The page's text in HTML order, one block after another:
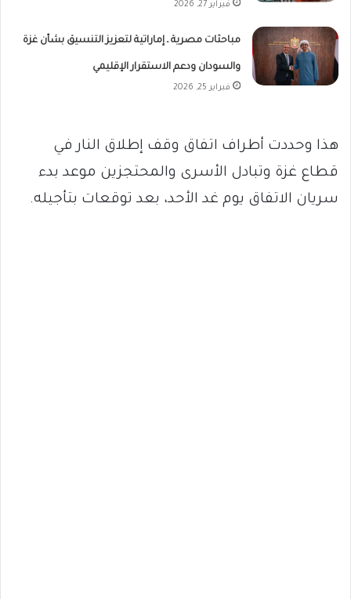
فبراير 27, 2026
مباحثات مصرية ـ إماراتية لتعزيز التنسيق بشأن غزة
والسودان ودعم الاستقرار الإقليمي
فبراير 25, 2026
هذا وحددت أطراف اتفاق وقف إطلاق النار في
قطاع غزة وتبادل الأسرى والمحتجزين موعد بدء
سريان الاتفاق يوم غد الأحد، بعد توقعات بتأجيله.